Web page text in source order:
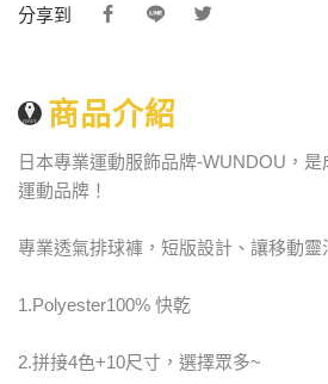
分享到
商品介紹
日本專業運動服飾品牌-WUNDOU，
運動品牌！
專業透氣排球褲，短版設計、讓移動靈
1.Polyester100% 快乾
2.拼接4色+10尺寸，選擇眾多~